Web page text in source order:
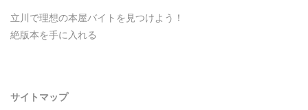
立川で理想の本屋バイトを見つけよう！
絶版本を手に入れる
サイトマップ